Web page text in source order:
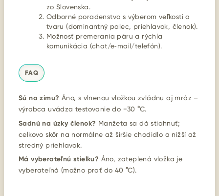
zo Slovenska.
Odborné poradenstvo s výberom veľkosti a
tvaru (dominantný palec, priehlavok, členok).
Možnosť premerania páru a rýchla
komunikácia (chat/e‑mail/telefón).
FAQ
Sú na zimu? Áno, s vlnenou vložkou zvládnu aj mráz –
výrobca uvádza testovanie do −30 °C.
Sadnú na úzky členok? Manžeta sa dá stiahnuť;
celkovo skôr na normálne až širšie chodidlo a nižší až
stredný priehlavok.
Má vyberateľnú stielku? Áno, zateplená vložka je
vyberateľná (možno prať do 40 °C).